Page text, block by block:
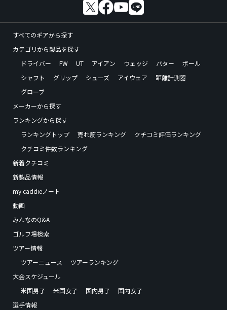
すべてのギアから探す
カテゴリから製品を探す
ドライバー
FW UT アイアン ウェッジ パター
ボール
シャフト
グリップ シューズ アイウェア
距離計測器
グローブ
メーカーから探す
ランキングから探す
ランキングトップ
売れ筋ランキング
クチコミ評価ランキング
クチコミ件数ランキング
新着クチコミ
新製品情報
my caddieノート
動画
みんなのQ&A
ゴルフ場検索
ツアー情報
ツアーニュース
ツアーランキング
大会スケジュール
米国男子
米国女子 国内男子
国内女子
選手情報